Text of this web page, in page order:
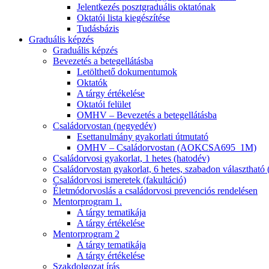
Jelentkezés posztgraduális oktatónak
Oktatói lista kiegészítése
Tudásbázis
Graduális képzés
Graduális képzés
Bevezetés a betegellátásba
Letölthető dokumentumok
Oktatók
A tárgy értékelése
Oktatói felület
OMHV – Bevezetés a betegellátásba
Családorvostan (negyedév)
Esettanulmány gyakorlati útmutató
OMHV – Családorvostan (AOKCSA695_1M)
Családorvosi gyakorlat, 1 hetes (hatodév)
Családorvostan gyakorlat, 6 hetes, szabadon választható
Családorvosi ismeretek (fakultáció)
Életmódorvoslás a családorvosi prevenciós rendelésen
Mentorprogram 1.
A tárgy tematikája
A tárgy értékelése
Mentorprogram 2
A tárgy tematikája
A tárgy értékelése
Szakdolgozat írás